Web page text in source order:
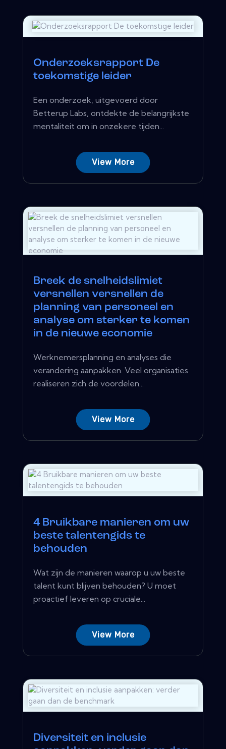
Onderzoeksrapport De
toekomstige leider
Een onderzoek, uitgevoerd door
Betterup Labs, ontdekte de belangrijkste
mentaliteit om in onzekere tijden...
View More
Breek de snelheidslimiet
versnellen versnellen de
planning van personeel en
analyse om sterker te komen
in de nieuwe economie
Werknemersplanning en analyses die
verandering aanpakken. Veel organisaties
realiseren zich de voordelen...
View More
4 Bruikbare manieren om uw
beste talentengids te
behouden
Wat zijn de manieren waarop u uw beste
talent kunt blijven behouden? U moet
proactief leveren op cruciale...
View More
Diversiteit en inclusie